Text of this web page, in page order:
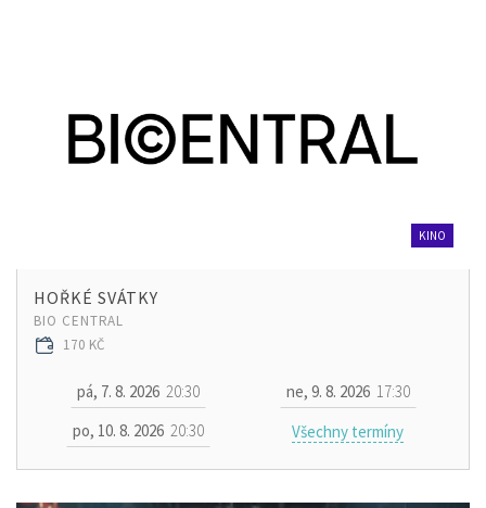
KINO
HOŘKÉ SVÁTKY
BIO CENTRAL
170 KČ
pá, 7. 8. 2026 20:30 ne, 9. 8. 2026 17:30
po, 10. 8. 2026 20:30 Všechny termíny